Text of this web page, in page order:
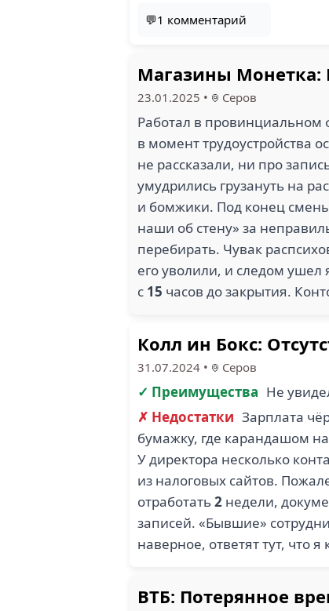
💬1 комментарий
Магазины Монетка:
23.01.2025 • Серов
Работал в провинциальном
в момент трудоустройства
не рассказали, ни про
умудрились грузануть на
и бомжики. Под конец
наши об стену» за
перебирать. Чувак
его уволили, и следом ушел
с 15 часов до закрытия.
Колл ин Бокс:
31.07.2024 • Серов
✓ Преимущества Не
✗ Недостатки Зарплата
бумажку, где карандашом
У директора несколько
из налоговых сайтов.
отработать2 недели,
записей. «Бывшие»
наверное, ответят тут, что
ВТБ: Потерянное